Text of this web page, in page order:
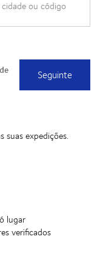
suas expedições.
lugar
verificados